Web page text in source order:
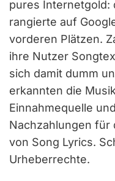
pures Internetgold:
rangierte auf
vorderen Plätzen.
ihre Nutzer
sich damit dumm
erkannten die
Einnahmequelle
Nachzahlungen für
von Song Lyrics.
Urheberrechte.